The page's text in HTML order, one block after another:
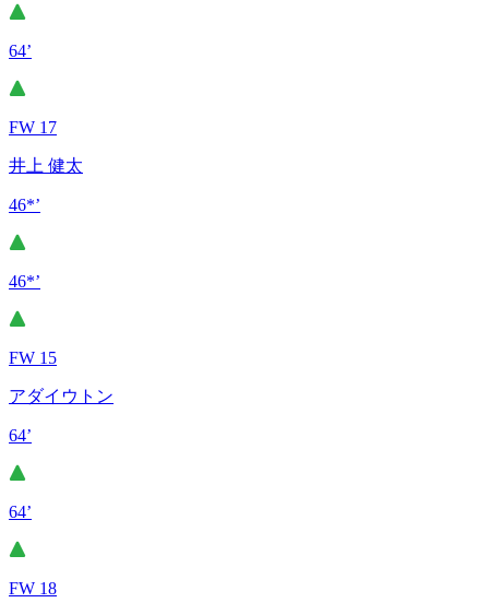
64’
FW 17
井上 健太
46*’
46*’
FW 15
アダイウトン
64’
64’
FW 18